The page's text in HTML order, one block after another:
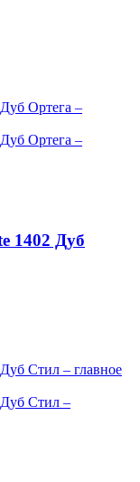
1402 Дуб